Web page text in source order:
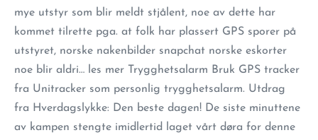
mye utstyr som blir meldt stjålent, noe av dette har
kommet tilrette pga. at folk har plassert GPS sporer på
utstyret, norske nakenbilder snapchat norske eskorter
noe blir aldri… les mer Trygghetsalarm Bruk GPS tracker
fra Unitracker som personlig trygghetsalarm. Utdrag
fra Hverdagslykke: Den beste dagen! De siste minuttene
av kampen stengte imidlertid laget vårt døra for denne